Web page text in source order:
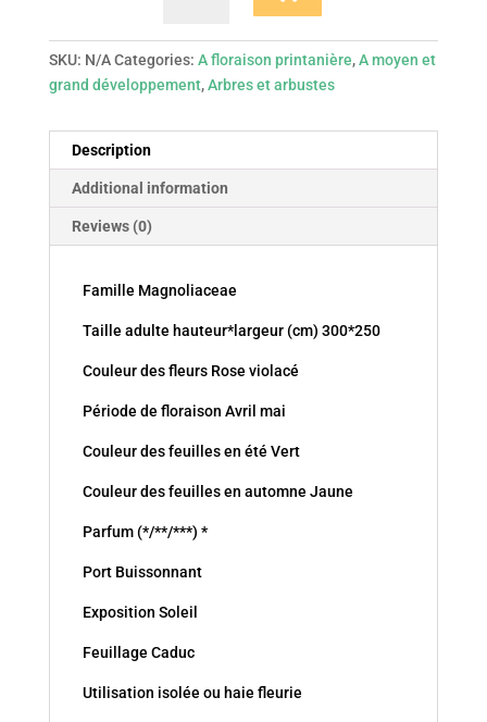
SKU: N/A Categories: A floraison printanière,A moyen et
grand développement,Arbres et arbustes
Description
Additional information
Reviews (0)
Famille Magnoliaceae
Taille adulte hauteur*largeur (cm) 300*250
Couleur des fleurs Rose violacé
Période de floraison Avril mai
Couleur des feuilles en été Vert
Couleur des feuilles en automne Jaune
Parfum (*/**/***) *
Port Buissonnant
Exposition Soleil
Feuillage Caduc
Utilisation isolée ou haie fleurie